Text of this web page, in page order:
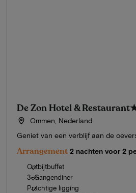
De Zon Hotel & Restaurant
Ommen, Nederland
Geniet van een verblijf aan de
Arrangement 2 nachten voor 2
Ontbijtbuffet
3-Gangendiner
Prachtige ligging